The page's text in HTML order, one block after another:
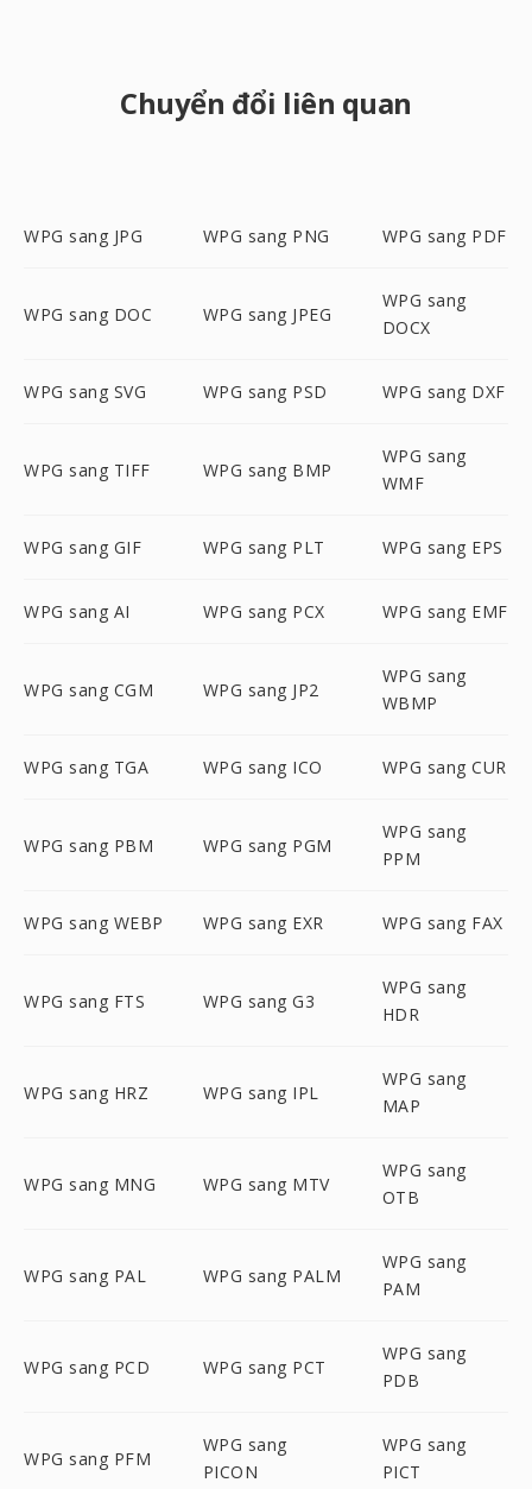
Chuyển đổi liên quan
WPG sang JPG WPG sang PNG WPG sang PDF
WPG sang DOC WPG sang JPEG
WPG sang
DOCX
WPG sang SVG WPG sang PSD WPG sang DXF
WPG sang TIFF WPG sang BMP
WPG sang
WMF
WPG sang GIF WPG sang PLT WPG sang EPS
WPG sang AI WPG sang PCX WPG sang EMF
WPG sang CGM WPG sang JP2
WPG sang
WBMP
WPG sang TGA WPG sang ICO WPG sang CUR
WPG sang PBM WPG sang PGM
WPG sang
PPM
WPG sang WEBP WPG sang EXR WPG sang FAX
WPG sang FTS WPG sang G3
WPG sang
HDR
WPG sang HRZ WPG sang IPL
WPG sang
MAP
WPG sang MNG WPG sang MTV
WPG sang
OTB
WPG sang PAL WPG sang PALM
WPG sang
PAM
WPG sang PCD WPG sang PCT
WPG sang
PDB
WPG sang PFM
WPG sang
PICON
WPG sang
PICT